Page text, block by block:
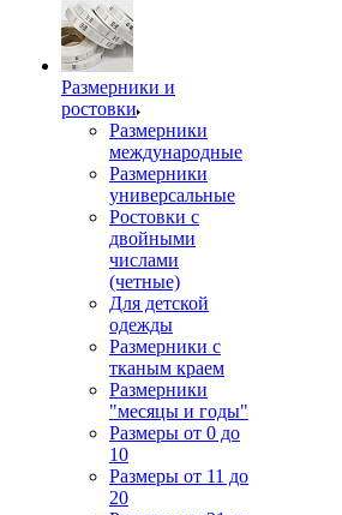
Размерники и
ростовки
Размерники
международные
Размерники
универсальные
Ростовки с
двойными
числами
(четные)
Для детской
одежды
Размерники с
тканым краем
Размерники
"месяцы и годы"
Размеры от 0 до
10
Размеры от 11 до
20